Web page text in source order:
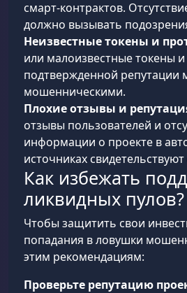
смарт-контрактов.
должно вызывать
Неизвестные токены и
или малоизвестные токены
подтвержденной репутации
мошенническими.
Плохие отзывы и
отзывы пользователей и
информации о проекте в
источниках свидетельствуют
Как избежать
ликвидных пулов?
Чтобы защитить свои
попадания в ловушки
этим рекомендациям:
Проверьте репутацию